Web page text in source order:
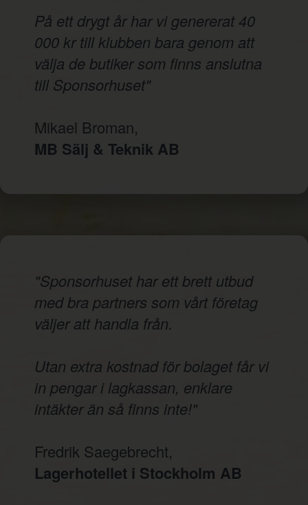
På ett drygt år har vi genererat 40
000 kr till klubben bara genom att
välja de butiker som finns anslutna
till Sponsorhuset"
Mikael Broman,
MB Sälj & Teknik AB
"Sponsorhuset har ett brett utbud
med bra partners som vårt företag
väljer att handla från.
Utan extra kostnad för bolaget får vi
in pengar i lagkassan, enklare
intäkter än så finns inte!"
Fredrik Saegebrecht,
Lagerhotellet i Stockholm AB